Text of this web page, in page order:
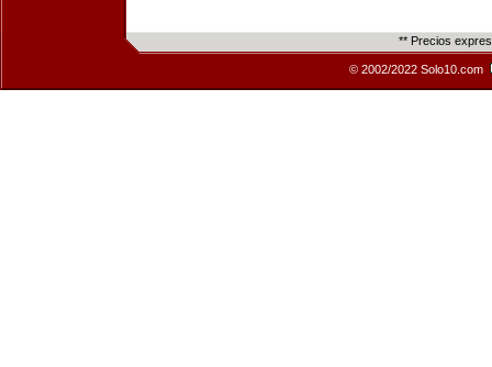
** Precios
© 2002/2022 Solo10.com